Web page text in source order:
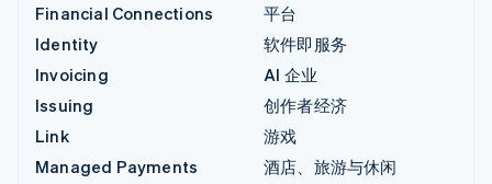
Financial Connections
Identity
Invoicing
Issuing
Link
Managed Payments
平台
软件即服务
AI 企业
创作者经济
游戏
酒店、旅游与休闲